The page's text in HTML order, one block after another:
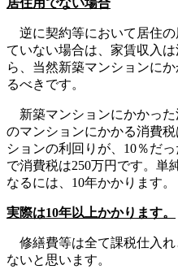
逆に契約等において居住
ていない場合は、家賃収入
ら、当然新築マンションに
るべきです。
新築マンションにかかった
のマンションにかかる消費
ションの利回りが、10％だ
で消費税は250万円です。単
なるには、10年かかります。
実際は10年以上かかります。
修繕費等は全て課税仕入れ
ないと思います。